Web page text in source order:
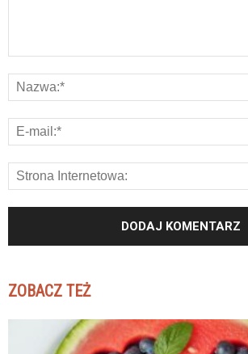
ZOBACZ TEŻ